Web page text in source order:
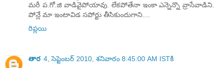
మరీ ప.గో.జి వాడివైపోయావు. లేకపోతేనా ఇంకా ఎన్నెన్నొ వ్రాసేవాడిని.
పోన్లే మా ఇంటావిడ సపోర్టు తీసికుందుగాని....
రిప్లయి
తార 4, సెప్టెంబర్ 2010, శనివారం 8:45:00 AM ISTకి